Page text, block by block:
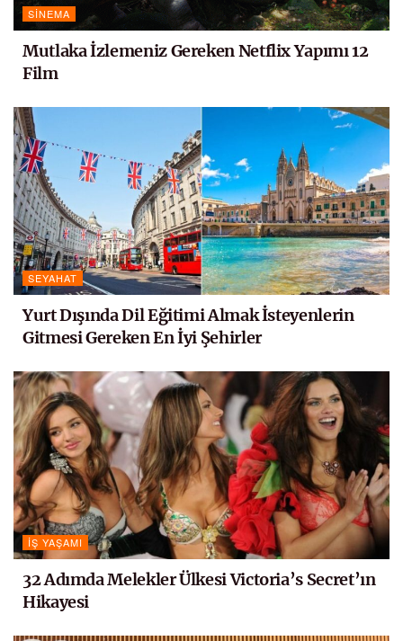
SINEMA
Mutlaka İzlemeniz Gereken Netflix Yapımı 12
Film
SEYAHAT
Yurt Dışında Dil Eğitimi Almak İsteyenlerin
Gitmesi Gereken En İyi Şehirler
İŞ YAŞAMI
32 Adımda Melekler Ülkesi Victoria’s Secret’ın
Hikayesi